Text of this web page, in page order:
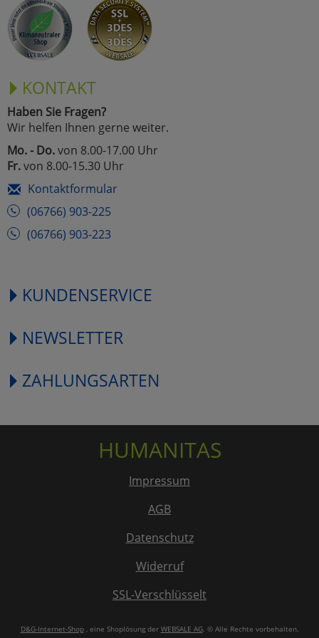
KONTAKT
Haben Sie Fragen?
Wir helfen Ihnen gerne weiter.
Mo. - Do.von 8.00-17.00 Uhr
Fr.von 8.00-15.30 Uhr
Kontaktformular
(06766) 903-225
(06766) 903-223
KUNDENSERVICE
NEWSLETTER
ZAHLUNGSARTEN
HUMANITAS
Impressum
AGB
Datenschutz
Widerruf
SSL-Verschlüsselt
D&G-Internet-Shop, eine Shoplösung der WEBSALE AG. © Alle Rechte vorbehalten.
Marketing
Alle Akzeptieren
Cookies
Einstellungen speichern